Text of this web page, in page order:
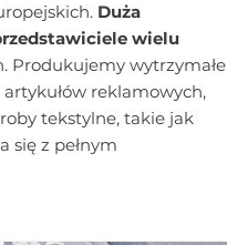
Duża
wielu
Produkujemy wytrzymałe
reklamowych,
tekstylne, takie jak
się z pełnym